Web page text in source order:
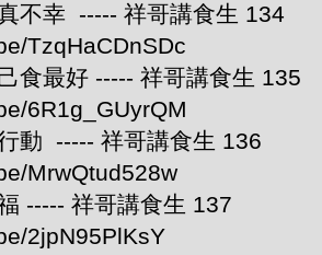
不幸 ----- 祥哥講食生 134
TzqHaCDnSDc
食最好 ----- 祥哥講食生 135
6R1g_GUyrQM
動 ----- 祥哥講食生 136
MrwQtud528w
----- 祥哥講食生 137
2jpN95PlKsY